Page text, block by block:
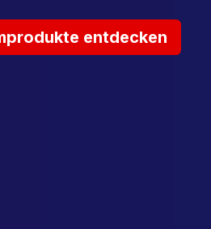
entdecken